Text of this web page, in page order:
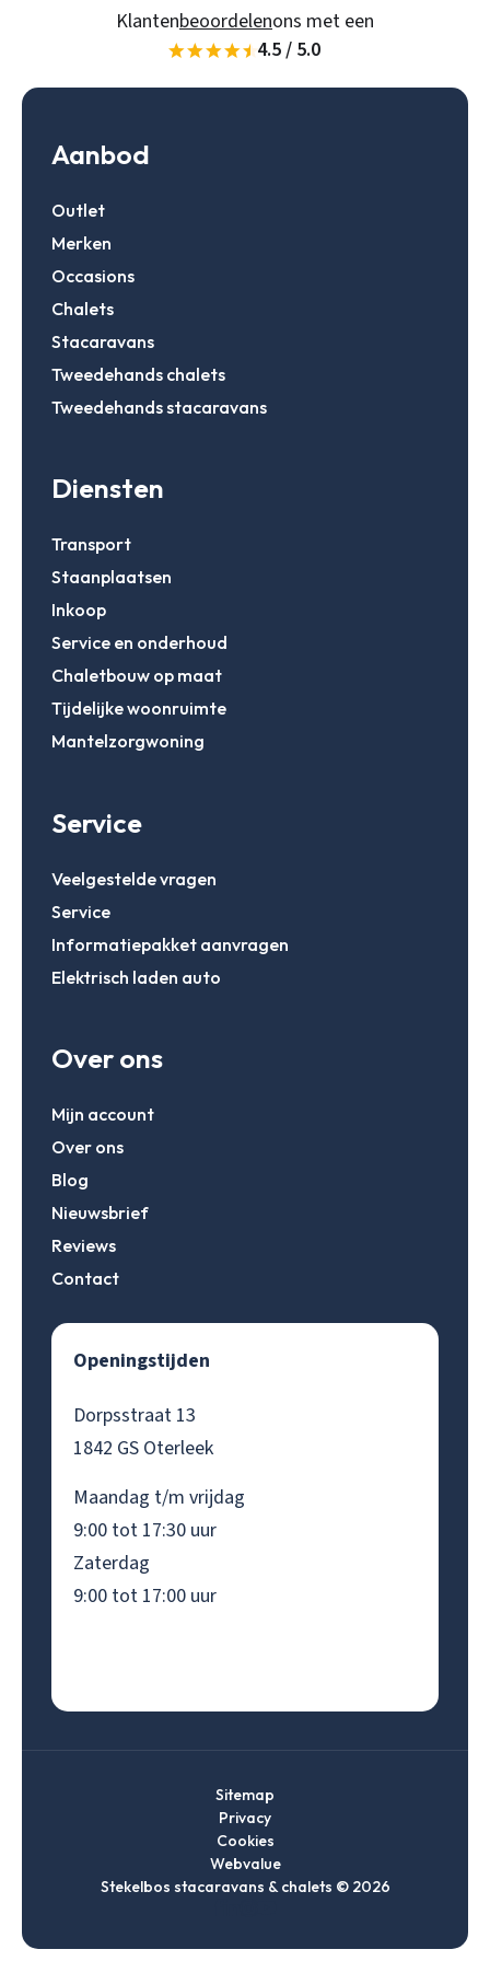
Klantenbeoordelenons met een
4.5 / 5.0
Aanbod
Outlet
Merken
Occasions
Chalets
Stacaravans
Tweedehands chalets
Tweedehands stacaravans
Diensten
Transport
Staanplaatsen
Inkoop
Service en onderhoud
Chaletbouw op maat
Tijdelijke woonruimte
Mantelzorgwoning
Service
Veelgestelde vragen
Service
Informatiepakket aanvragen
Elektrisch laden auto
Over ons
Mijn account
Over ons
Blog
Nieuwsbrief
Reviews
Contact
Openingstijden
Dorpsstraat 13
1842 GS Oterleek
Maandag t/m vrijdag
9:00 tot 17:30 uur
Zaterdag
9:00 tot 17:00 uur
Stekelbos stacaravans & chalets © 2026
Sitemap
Privacy
Cookies
Webvalue
naar
naarnaarnaar
Zoeken